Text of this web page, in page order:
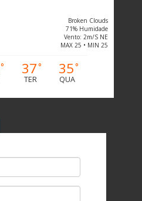
Broken Clouds
71% Humidade
Vento: 2m/s NE
MAX 25 • MIN 25
° 37°
TER
35°
QUA